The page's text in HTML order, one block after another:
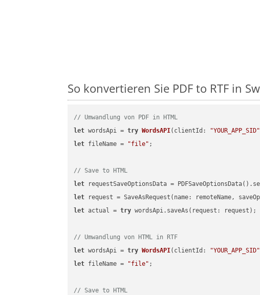
So konvertieren Sie PDF to RTF in
// Umwandlung von PDF in HTML
let wordsApi = try WordsAPI( clientId: "YOUR_APP_SID"
let fileName = "file" ;
// Save to HTML
let requestSaveOptionsData =
let request = SaveAsRequest(name: remoteName,
let actual = try wordsApi.saveAs(request: request);
// Umwandlung von HTML in RTF
let wordsApi = try WordsAPI( clientId: "YOUR_APP_SID"
let fileName = "file" ;
// Save to HTML